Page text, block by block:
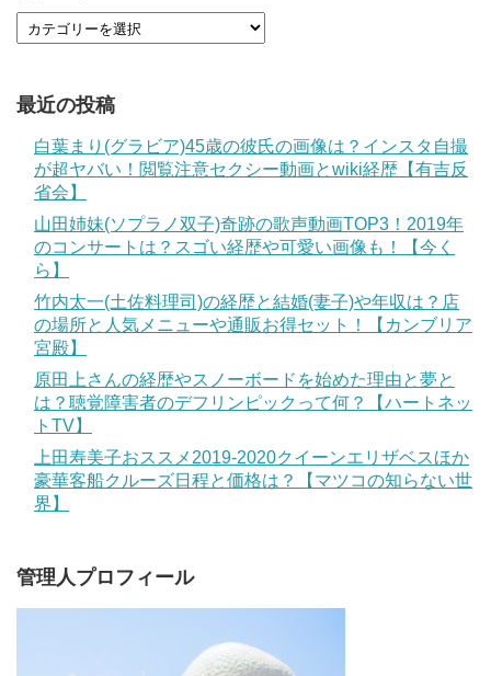
最近の投稿
白葉まり(グラビア)45歳の彼氏の画像は？インスタ自撮
が超ヤバい！閲覧注意セクシー動画とwiki経歴【有吉反
省会】
山田姉妹(ソプラノ双子)奇跡の歌声動画TOP3！2019年
のコンサートは？スゴい経歴や可愛い画像も！【今く
ら】
竹内太一(土佐料理司)の経歴と結婚(妻子)や年収は？店
の場所と人気メニューや通販お得セット！【カンブリア
宮殿】
原田上さんの経歴やスノーボードを始めた理由と夢と
は？聴覚障害者のデフリンピックって何？【ハートネッ
トTV】
上田寿美子おススメ2019-2020クイーンエリザベスほか
豪華客船クルーズ日程と価格は？【マツコの知らない世
界】
管理人プロフィール